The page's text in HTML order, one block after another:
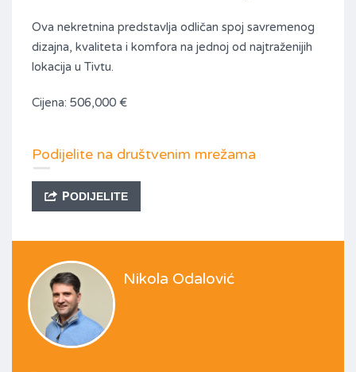
Ova nekretnina predstavlja odličan spoj savremenog
dizajna, kvaliteta i komfora na jednoj od najtraženijih
lokacija u Tivtu.
Cijena: 506,000 €
Podijelite na društvenim mrežama
PODIJELITE
Nikola Odalović